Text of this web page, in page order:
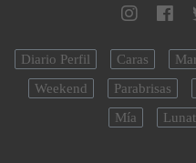
Diario Perfil Caras
Weekend
Parabrisas
Mía